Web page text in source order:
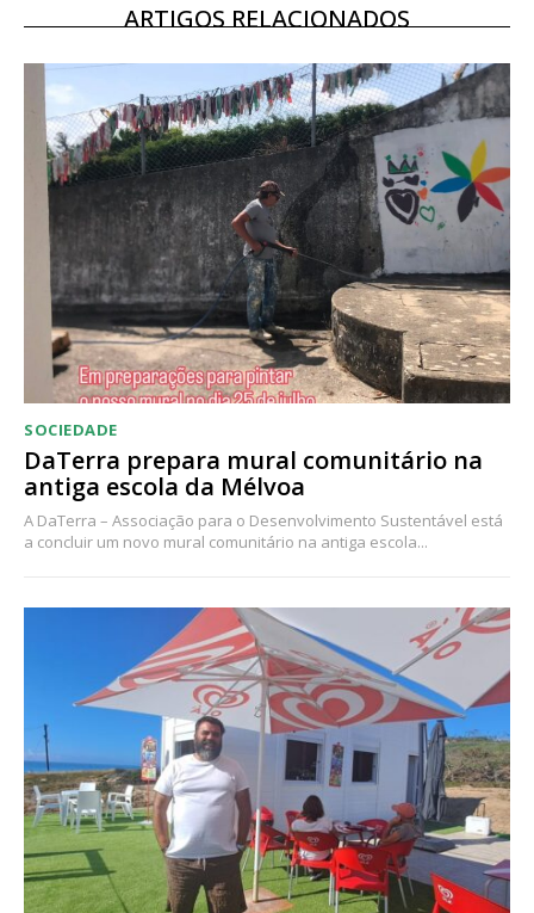
Acesso ao conteúdo online
Acesso aos conteúdos Exclusivos para
assinantes
Ofertas para assinatura anual
Escolha o plano
ARTIGOS RELACIONADOS
SOCIEDADE
DaTerra prepara mural comunitário na
antiga escola da Mélvoa
A DaTerra – Associação para o Desenvolvimento Sustentável está
a concluir um novo mural comunitário na antiga escola...